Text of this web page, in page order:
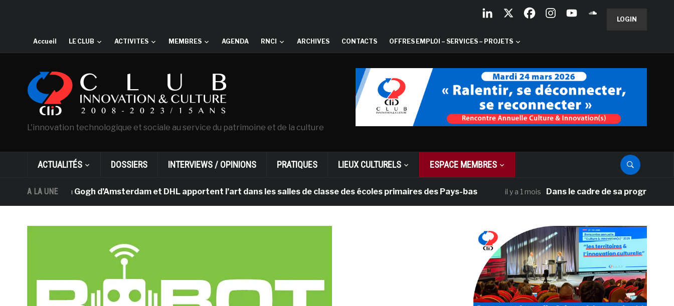
LOGIN
Accueil LE CLUB ACTIVITES MEMBRES AGENDA RNCI ARCHIVES CONTACTS OFFRES EMPLOI – SERVICES – PROJETS
L'innovation technologique et sociale au service du patrimoine et de la culture
ACTUALITÉS DOSSIERS INTERVIEWS / OPINIONS PRATIQUES LIEUX CULTURELS ESPACE MEMBRES
A LA UNE
Van Gogh d’Amsterdam et DHL apportent l’art dans les salles de classe des écoles primaires des Pays-bas il y a 1 mois Dans le cadre de sa programmation